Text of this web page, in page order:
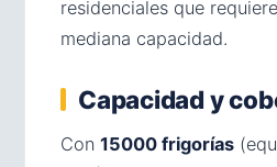
residenciales que
mediana capacidad.
Capacidad y
Con 15000 frigorías